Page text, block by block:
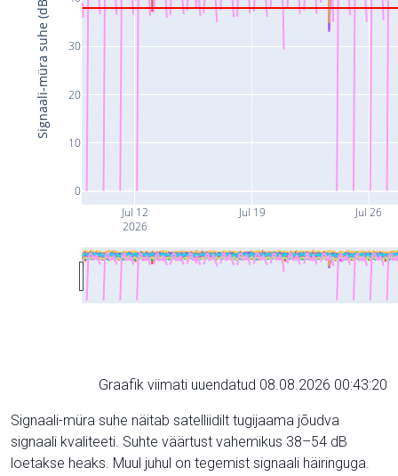
Jul 12
2026
Jul 19 Jul 26
0
10
20
30
Signaali-müra suhe (dB)
Graafik viimati uuendatud 08.08.2026 00:43:20
Signaali-müra suhe näitab satelliidilt tugijaama jõudva
signaali kvaliteeti. Suhte väärtust vahemikus 38–54 dB
loetakse heaks. Muul juhul on tegemist signaali häiringuga.